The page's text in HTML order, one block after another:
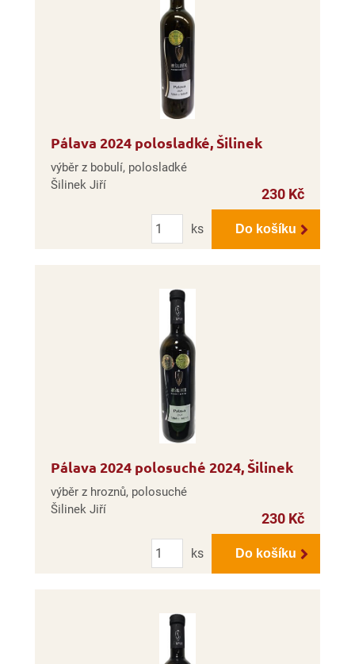
Pálava 2024 polosladké, Šilinek
výběr z bobulí, polosladké
Šilinek Jiří
230 Kč
Počet
ks
Do košíku
Pálava 2024 polosuché 2024, Šilinek
výběr z hroznů, polosuché
Šilinek Jiří
230 Kč
Počet
ks
Do košíku